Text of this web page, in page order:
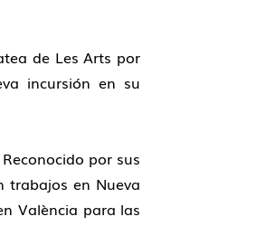
de Les Arts por
incursión en su
por sus
trabajos en Nueva
València para las